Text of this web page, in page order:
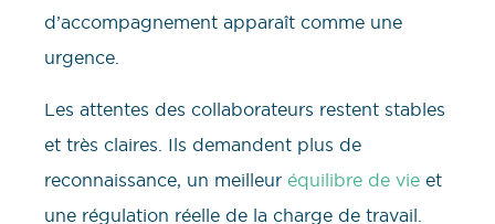
d’accompagnement apparaît comme une
urgence.
Les attentes des collaborateurs restent stables
et très claires. Ils demandent plus de
reconnaissance, un meilleur équilibre de vie et
une régulation réelle de la charge de travail.